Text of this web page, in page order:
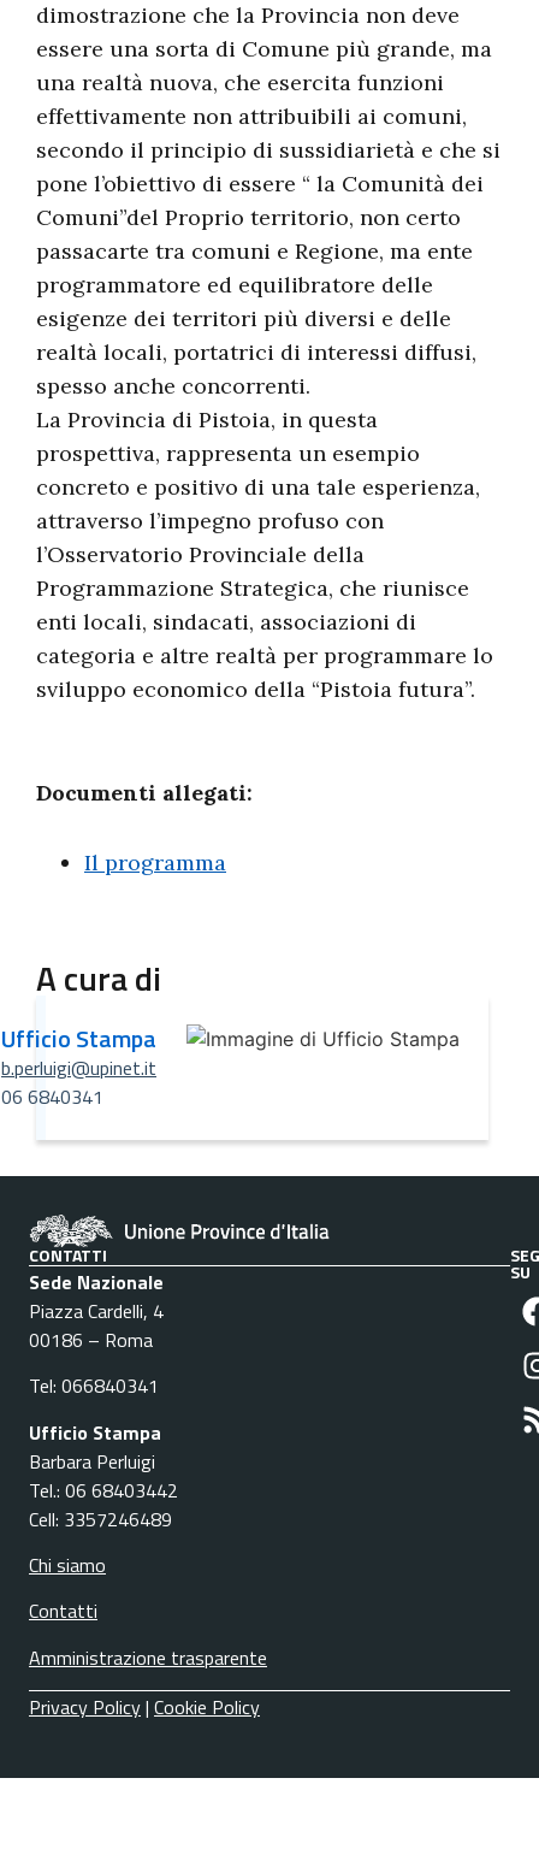
dimostrazione che la Provincia non deve
essere una sorta di Comune più grande, ma
una realtà nuova, che esercita funzioni
effettivamente non attribuibili ai comuni,
secondo il principio di sussidiarietà e che si
pone l’obiettivo di essere “ la Comunità dei
Comuni”del Proprio territorio, non certo
passacarte tra comuni e Regione, ma ente
programmatore ed equilibratore delle
esigenze dei territori più diversi e delle
realtà locali, portatrici di interessi diffusi,
spesso anche concorrenti.
La Provincia di Pistoia, in questa
prospettiva, rappresenta un esempio
concreto e positivo di una tale esperienza,
attraverso l’impegno profuso con
l’Osservatorio Provinciale della
Programmazione Strategica, che riunisce
enti locali, sindacati, associazioni di
categoria e altre realtà per programmare lo
sviluppo economico della “Pistoia futura”.
Documenti allegati:
Il programma
A cura di
Ufficio Stampa
b.perluigi@upinet.it
06 6840341
CONTATTI
Sede Nazionale
Piazza Cardelli, 4
00186 – Roma
Tel: 066840341
Ufficio Stampa
Barbara Perluigi
Tel.: 06 68403442
Cell: 3357246489
Chi siamo
Contatti
Amministrazione trasparente
SU
Privacy Policy| Cookie Policy